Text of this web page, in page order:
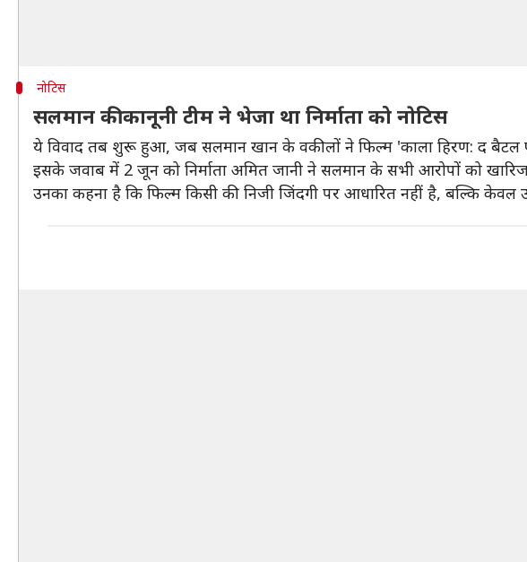
नोटिस
सलमान की कानूनी टीम ने भेजा था निर्माता को नाेटिस
ये विवाद तब शुरू हुआ, जब सलमान खान के वकीलों ने फिल्म 'काला हिरण: द बैटल
इसके जवाब में 2 जून को निर्माता अमित जानी ने सलमान के सभी आरोपों को खारिज
उनका कहना है कि फिल्म किसी की निजी जिंदगी पर आधारित नहीं है, बल्कि